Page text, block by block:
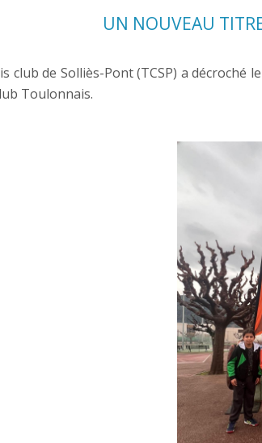
UN NOUVEAU
club de Solliès-Pont (TCSP) a
Toulonnais.